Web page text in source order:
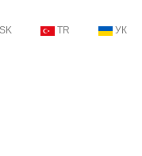
SK TR УК